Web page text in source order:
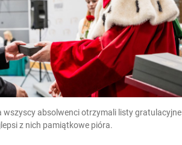
wszyscy absolwenci otrzymali listy gratulacyjne
z nich pamiątkowe pióra.